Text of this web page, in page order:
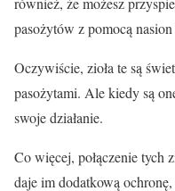
pasożytów z pomocą
Oczywiście, zioła te są
pasożytami. Ale kiedy są
swoje działanie.
Co więcej, połączenie tych
daje im dodatkową